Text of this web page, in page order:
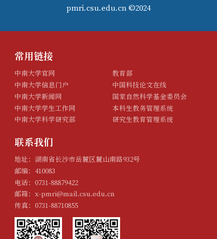
pmri.csu.edu.cn ©2024
常用链接
中南大学官网
中南大学信息门户
中南大学新闻网
中南大学学生工作网
中南大学科学研究部
教育部
中国科技论文在线
国家自然科学基金委员会
本科生教务管理系统
研究生教育管理系统
联系我们
地址：湖南省长沙市岳麓区麓山南路932号
邮编：410083
电话：0731-88879422
邮箱：x-pmri@mail.csu.edu.cn
传真：0731-88710855